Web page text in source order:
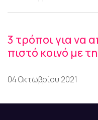
3 τρόποι για να
πιστό κοινό με
04 Οκτωβρίου 2021